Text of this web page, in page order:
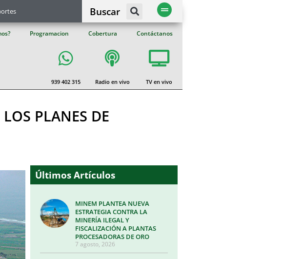
Buscar
Programacion Cobertura Contáctanos
939 402 315 Radio en vivo TV en vivo
PLANES DE
Últimos Artículos
MINEM PLANTEA NUEVA
ESTRATEGIA CONTRA LA
MINERÍA ILEGAL Y
FISCALIZACIÓN A PLANTAS
PROCESADORAS DE ORO
7 agosto, 2026